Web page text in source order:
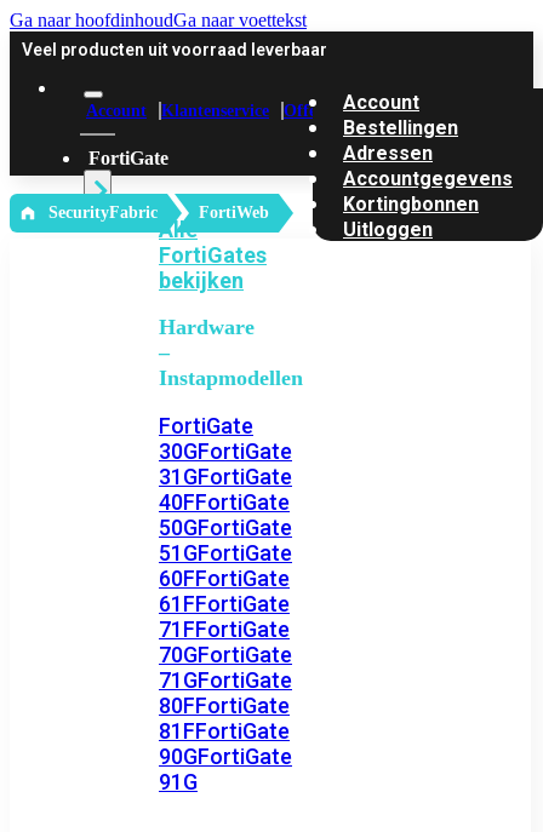
Ga naar hoofdinhoudGa naar voettekst
Veel producten uit voorraad leverbaar
Account Klantenservice Offerte
FortiGate
Alle
FortiGates
bekijken
Hardware
–
Instapmodellen
FortiGate
30GFortiGate
31GFortiGate
40FFortiGate
50GFortiGate
51GFortiGate
60FFortiGate
61FFortiGate
71FFortiGate
70GFortiGate
71GFortiGate
80FFortiGate
81FFortiGate
90GFortiGate
91G
Account
Bestellingen
Adressen
Accountgegevens
Kortingbonnen
Uitloggen
‎ SecurityFabric FortiWeb